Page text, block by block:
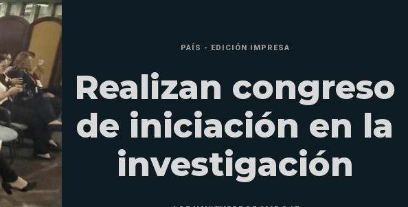
PAÍS - EDICIÓN IMPRESA
Realizan congreso
de iniciación en la
investigación